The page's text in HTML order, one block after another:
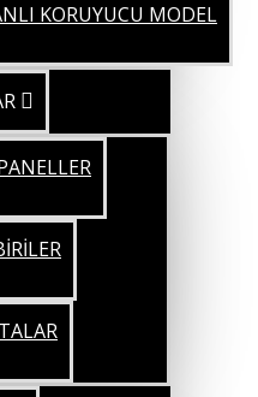
KORUYUCU MODEL